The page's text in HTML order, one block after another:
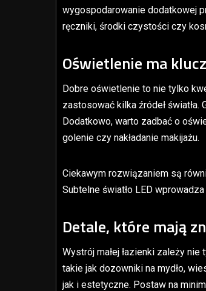
wygospodarowanie dodatkowej
ręczniki, środki czystości czy
Oświetlenie ma
Dobre oświetlenie to nie tylko
zastosować kilka źródeł
Dodatkowo, warto zadbać o
golenie czy nakładanie makijażu.
Ciekawym rozwiązaniem są
Subtelne światło LED
Detale, które mają
Wystrój małej łazienki zależy
takie jak dozowniki na mydło,
jak i estetyczne. Postaw na